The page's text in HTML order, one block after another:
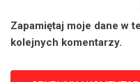
Zapamiętaj moje dane w
kolejnych komentarzy.